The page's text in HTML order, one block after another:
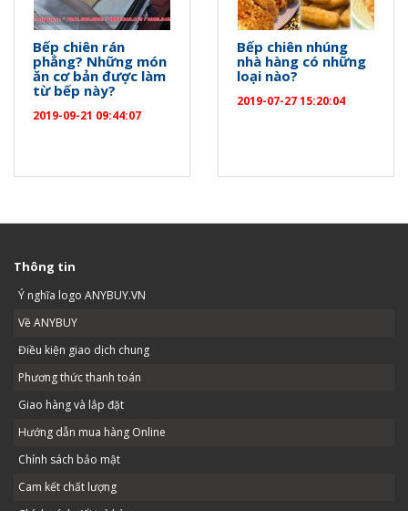
Bếp chiên rán
phẳng? Những món
ăn cơ bản được làm
từ bếp này?
2019-09-21 09:44:07
Bếp chiên nhúng
nhà hàng có những
loại nào?
2019-07-27 15:20:04
Thông tin
Ý nghĩa logo ANYBUY.VN
Về ANYBUY
Điều kiện giao dịch chung
Phương thức thanh toán
Giao hàng và lắp đặt
Hướng dẫn mua hàng Online
Chính sách bảo mật
Cam kết chất lượng